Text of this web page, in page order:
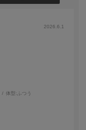
2026.6.1
体型: ふつう